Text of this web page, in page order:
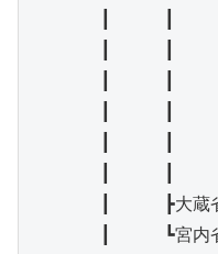
┃　　　┃　　　
┃　　　┃　　　
┃　　　┃　　　
┃　　　┣大蔵
┃　　　┗宮内